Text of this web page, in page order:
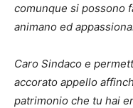
comunque si possono
animano ed
Caro Sindaco e
accorato appello
patrimonio che tu hai